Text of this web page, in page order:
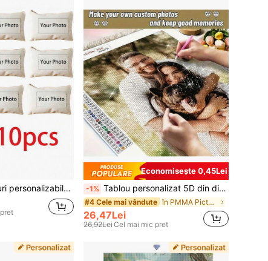
profesional la uscat, perfectă pentru machiaj, penare, călătorii, cadou personalizat, cadou pentru domnișoară de onoare
Economisește 0,45Lei
-1% Tablou personalizat 5D din diamante, transformare foto în diamant, găureală completă rotundă, imagine decorativă de înaltă definiție pentru living și dormitor, cadou de aniversare și zi de naștere
#4 Cele mai vândute în PMMA Pictură cu diamante personalizată DIY
26,47Lei
26,92LeiCel mai mic pret